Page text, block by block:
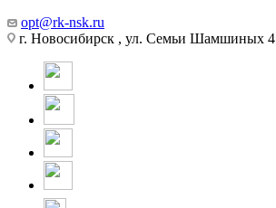
opt@rk-nsk.ru
г. Новосибирск , ул. Семьи Шамшиных 4